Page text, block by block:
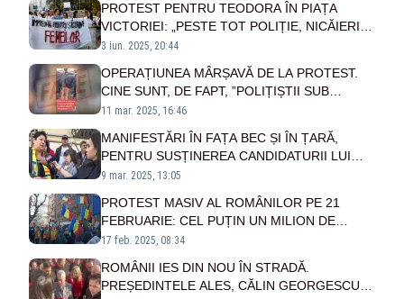
PROTEST PENTRU TEODORA ÎN PIAȚA
VICTORIEI: „PESTE TOT POLIȚIE, NICĂIERI
JUSTIȚIE!”
3 iun. 2025, 20:44
OPERAȚIUNEA MÂRȘAVĂ DE LA PROTEST.
CINE SUNT, DE FAPT, ”POLIȚIȘTII SUB
ACOPERIRE CU CANISTRE DE BENZINĂ” -
SISTEMULUI - VIDEO
11 mar. 2025, 16:46
MANIFESTĂRI ÎN FAȚA BEC ȘI ÎN ȚARĂ,
PENTRU SUSȚINEREA CANDIDATURII LUI
CĂLIN GEORGESCU
9 mar. 2025, 13:05
PROTEST MASIV AL ROMÂNILOR PE 21
FEBRUARIE: CEL PUȚIN UN MILION DE
OAMENI SUNT AȘTEPTAȚI ÎN STRADĂ. VAL
17 feb. 2025, 08:34
ROMÂNII IES DIN NOU ÎN STRADĂ.
PREȘEDINTELE ALES, CĂLIN GEORGESCU,